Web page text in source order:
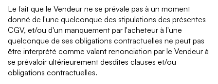
Le fait que le Vendeur ne se prévale pas à un moment
donné de l'une quelconque des stipulations des présentes
CGV, et/ou d'un manquement par l'acheteur à l'une
quelconque de ses obligations contractuelles ne peut pas
être interprété comme valant renonciation par le Vendeur à
se prévaloir ultérieurement desdites clauses et/ou
obligations contractuelles.